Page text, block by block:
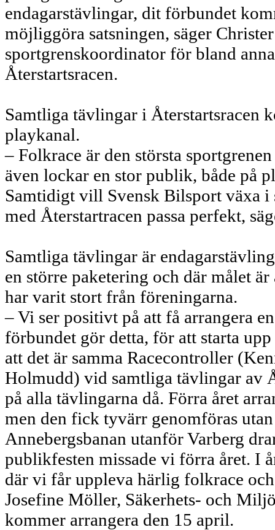
endagarstävlingar, dit förbundet
möjliggöra satsningen, säger
sportgrenskoordinator för bland
Återstartsracen.
Samtliga tävlingar i Återstartsracen
playkanal.
– Folkrace är den största
även lockar en stor publik, både på
Samtidigt vill Svensk Bilsport växa i
med Återstartracen passa perfekt,
Samtliga tävlingar är
en större paketering och där målet
har varit stort från föreningarna.
– Vi ser positivt på att få arrangera
förbundet gör detta, för att starta
att det är samma Racecontroller
Holmudd) vid samtliga tävlingar av
på alla tävlingarna då. Förra året
men den fick tyvärr genomföras
Annebergsbanan utanför Varberg
publikfesten missade vi förra året. I
där vi får uppleva härlig folkrace
Josefine Möller, Säkerhets- och
kommer arrangera den 15 april.